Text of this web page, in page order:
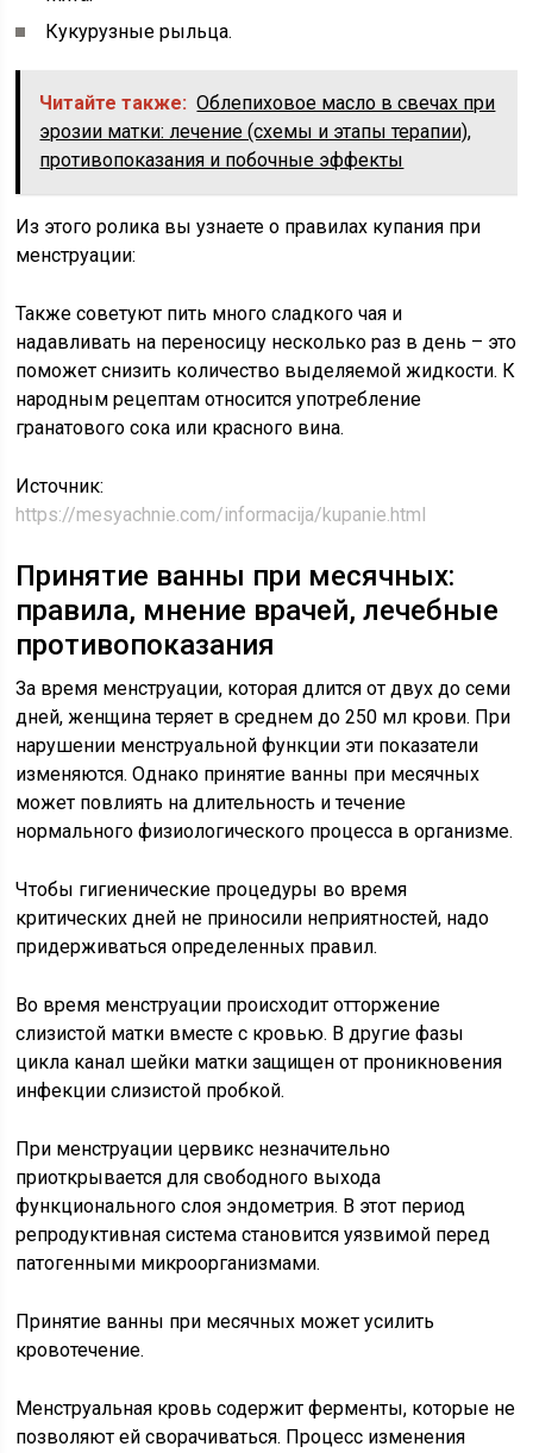
Кукурузные рыльца.
Читайте также: Облепиховое масло в свечах при
эрозии матки: лечение (cхемы и этапы терапии),
противопоказания и побочные эффекты
Из этого ролика вы узнаете о правилах купания при
менструации:
Также советуют пить много сладкого чая и
надавливать на переносицу несколько раз в день – это
поможет снизить количество выделяемой жидкости. К
народным рецептам относится употребление
гранатового сока или красного вина.
Источник:
https://mesyachnie.com/informacija/kupanie.html
Принятие ванны при месячных:
правила, мнение врачей, лечебные
противопоказания
За время менструации, которая длится от двух до семи
дней, женщина теряет в среднем до 250 мл крови. При
нарушении менструальной функции эти показатели
изменяются. Однако принятие ванны при месячных
может повлиять на длительность и течение
нормального физиологического процесса в организме.
Чтобы гигиенические процедуры во время
критических дней не приносили неприятностей, надо
придерживаться определенных правил.
Во время менструации происходит отторжение
слизистой матки вместе с кровью. В другие фазы
цикла канал шейки матки защищен от проникновения
инфекции слизистой пробкой.
При менструации цервикс незначительно
приоткрывается для свободного выхода
функционального слоя эндометрия. В этот период
репродуктивная система становится уязвимой перед
патогенными микроорганизмами.
Принятие ванны при месячных может усилить
кровотечение.
Менструальная кровь содержит ферменты, которые не
позволяют ей сворачиваться. Процесс изменения